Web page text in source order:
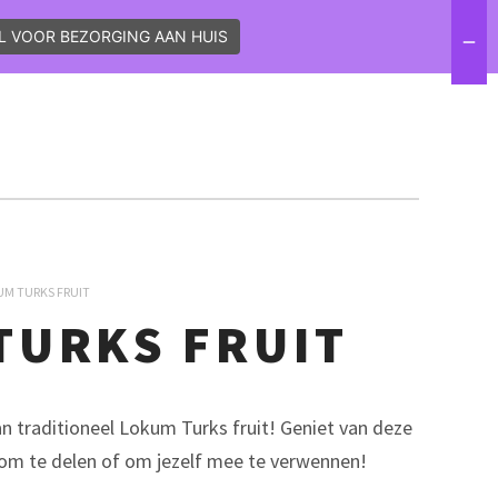
VACATURES CONTACT
TURKS FRUIT
FRUIT
traditioneel Lokum Turks fruit! Geniet van deze
te delen of om jezelf mee te verwennen!
VOOR BEZORGING AAN HUIS